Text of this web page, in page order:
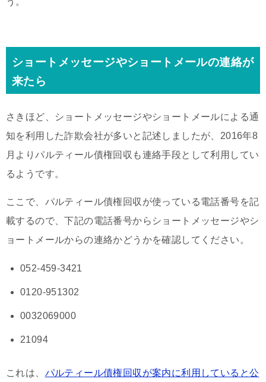
ショートメッセージやショートメールの連絡が
来たら
さきほど、ショートメッセージやショートメールによる通
知を利用した詐欺会社が多いと記述しましたが、2016年8
月よりパルティール債権回収も連絡手段として利用してい
るようです。
ここで、パルティール債権回収が使っている電話番号を記
載するので、下記の電話番号からショートメッセージやシ
ョートメールからの連絡かどうかを確認してください。
052-459-3421
0120-951302
0032069000
21094
これは、 パルティール債権回収が案内に利用していると公